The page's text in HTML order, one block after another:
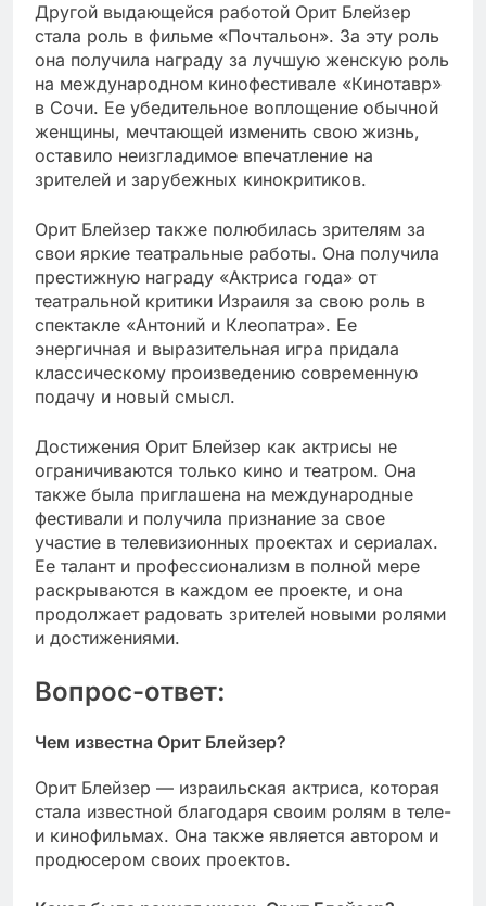
Другой выдающейся работой Орит Блейзер
стала роль в фильме «Почтальон». За эту роль
она получила награду за лучшую женскую роль
на международном кинофестивале «Кинотавр»
в Сочи. Ее убедительное воплощение обычной
женщины, мечтающей изменить свою жизнь,
оставило неизгладимое впечатление на
зрителей и зарубежных кинокритиков.
Орит Блейзер также полюбилась зрителям за
свои яркие театральные работы. Она получила
престижную награду «Актриса года» от
театральной критики Израиля за свою роль в
спектакле «Антоний и Клеопатра». Ее
энергичная и выразительная игра придала
классическому произведению современную
подачу и новый смысл.
Достижения Орит Блейзер как актрисы не
ограничиваются только кино и театром. Она
также была приглашена на международные
фестивали и получила признание за свое
участие в телевизионных проектах и сериалах.
Ее талант и профессионализм в полной мере
раскрываются в каждом ее проекте, и она
продолжает радовать зрителей новыми ролями
и достижениями.
Вопрос-ответ:
Чем известна Орит Блейзер?
Орит Блейзер — израильская актриса, которая
стала известной благодаря своим ролям в теле-
и кинофильмах. Она также является автором и
продюсером своих проектов.